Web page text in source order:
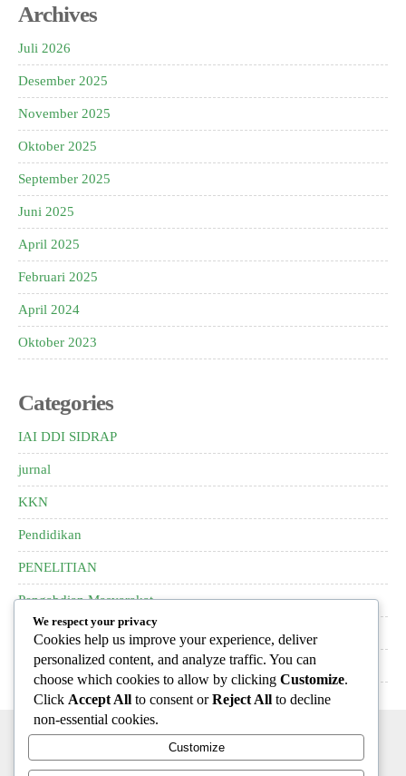
Archives
Juli 2026
Desember 2025
November 2025
Oktober 2025
September 2025
Juni 2025
April 2025
Februari 2025
April 2024
Oktober 2023
Categories
IAI DDI SIDRAP
jurnal
KKN
Pendidikan
PENELITIAN
Pengabdian Masyarakat
pkm
PPL
We respect your privacy
Cookies help us improve your experience, deliver
personalized content, and analyze traffic. You can
choose which cookies to allow by clicking Customize.
Click Accept All to consent orReject All to decline
non-essential cookies.
Customize